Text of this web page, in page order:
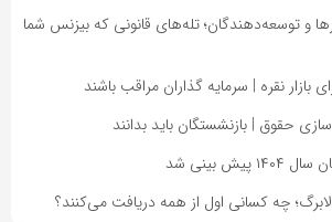
و توسعه‌دهندگان؛ تله‌های قانونی که بیزنس شما
بازار نقره | سرمایه گذاران مراقب باشند
حقوق | بازنشستگان باید بدانند
بینی شد
چه کسانی اول از همه دریافت می‌کنند؟